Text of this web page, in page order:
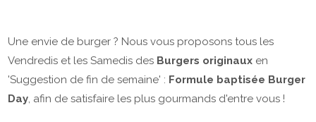
Une envie de burger ? Nous vous proposons tous les
Vendredis et les Samedis des Burgers originaux en
'Suggestion de fin de semaine' : Formule baptisée Burger
Day, afin de satisfaire les plus gourmands d'entre vous !